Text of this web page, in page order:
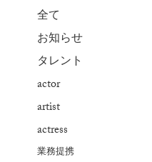
全て
お知らせ
タレント
actor
artist
actress
業務提携